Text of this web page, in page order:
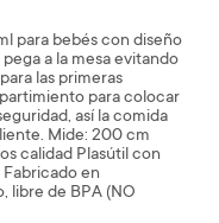
para bebés con diseño
a la mesa evitando
las primeras
para colocar
así la comida
Mide: 200 cm
calidad Plasútil con
en
libre de BPA (NO